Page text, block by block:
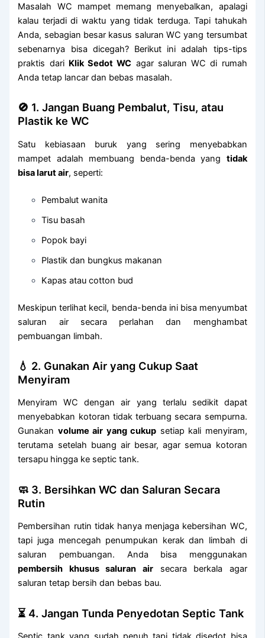
Masalah WC mampet memang menyebalkan, apalagi
kalau terjadi di waktu yang tidak terduga. Tapi tahukah
Anda, sebagian besar kasus saluran WC yang tersumbat
sebenarnya bisa dicegah? Berikut ini adalah tips-tips
praktis dari Klik Sedot WC agar saluran WC di rumah
Anda tetap lancar dan bebas masalah.
🚫 1. Jangan Buang Pembalut, Tisu, atau
Plastik ke WC
Satu kebiasaan buruk yang sering menyebabkan
mampet adalah membuang benda-benda yang tidak
bisa larut air, seperti:
Pembalut wanita
Tisu basah
Popok bayi
Plastik dan bungkus makanan
Kapas atau cotton bud
Meskipun terlihat kecil, benda-benda ini bisa menyumbat
saluran air secara perlahan dan menghambat
pembuangan limbah.
💧 2. Gunakan Air yang Cukup Saat
Menyiram
Menyiram WC dengan air yang terlalu sedikit dapat
menyebabkan kotoran tidak terbuang secara sempurna.
Gunakan volume air yang cukup setiap kali menyiram,
terutama setelah buang air besar, agar semua kotoran
tersapu hingga ke septic tank.
🧼 3. Bersihkan WC dan Saluran Secara
Rutin
Pembersihan rutin tidak hanya menjaga kebersihan WC,
tapi juga mencegah penumpukan kerak dan limbah di
saluran pembuangan. Anda bisa menggunakan
pembersih khusus saluran air secara berkala agar
saluran tetap bersih dan bebas bau.
⏳ 4. Jangan Tunda Penyedotan Septic Tank